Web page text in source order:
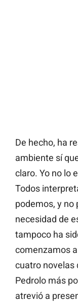
De hecho, ha
ambiente sí
claro. Yo no lo
Todos
podemos, y no
necesidad de
tampoco ha
comenzamos
cuatro novelas
Pedrolo más
atrevió a